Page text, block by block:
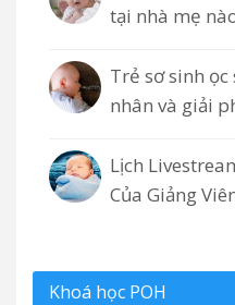
tại nhà mẹ
Trẻ sơ sinh
nhân và giải
Lịch
Của Giảng
Khoá học POH